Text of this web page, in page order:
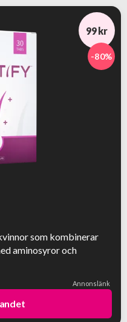
-80%
99 kr
som kombinerar
aminosyror och
Annonslänk